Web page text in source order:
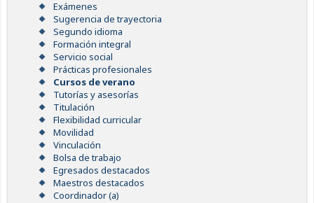
Exámenes
Sugerencia de trayectoria
Segundo idioma
Formación integral
Servicio social
Prácticas profesionales
Cursos de verano
Tutorías y asesorías
Titulación
Flexibilidad curricular
Movilidad
Vinculación
Bolsa de trabajo
Egresados destacados
Maestros destacados
Coordinador (a)